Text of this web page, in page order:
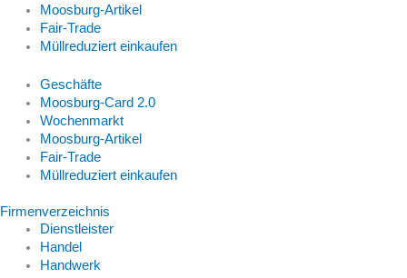
Moosburg-Artikel
Fair-Trade
Müllreduziert einkaufen
Geschäfte
Moosburg-Card 2.0
Wochenmarkt
Moosburg-Artikel
Fair-Trade
Müllreduziert einkaufen
Firmenverzeichnis
Dienstleister
Handel
Handwerk